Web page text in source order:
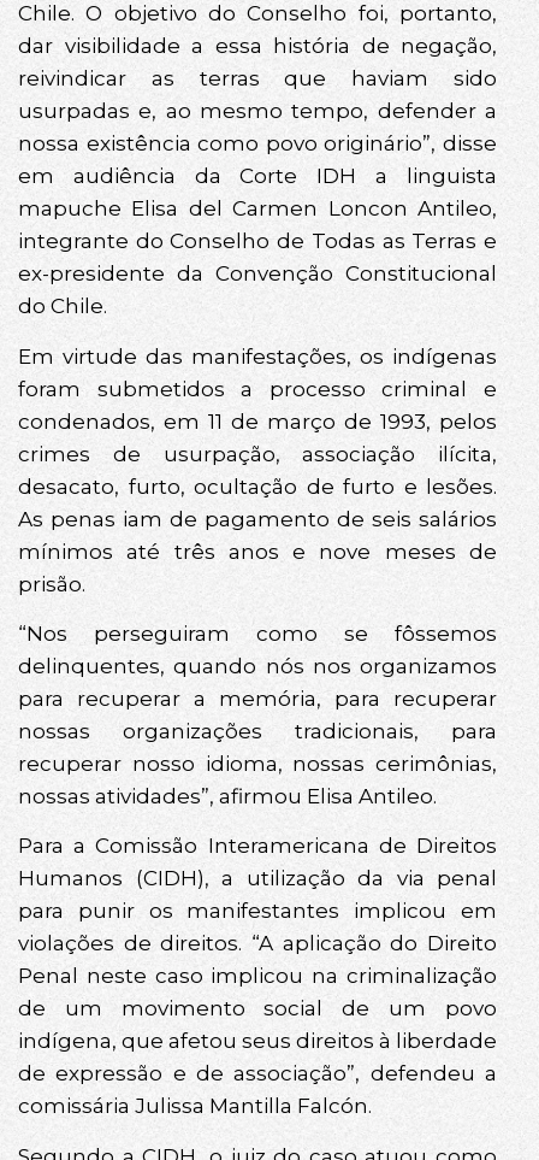
Chile. O objetivo do Conselho foi, portanto,
dar visibilidade a essa história de negação,
reivindicar as terras que haviam sido
usurpadas e, ao mesmo tempo, defender a
nossa existência como povo originário”, disse
em audiência da Corte IDH a linguista
mapuche Elisa del Carmen Loncon Antileo,
integrante do Conselho de Todas as Terras e
ex-presidente da Convenção Constitucional
do Chile.
Em virtude das manifestações, os indígenas
foram submetidos a processo criminal e
condenados, em 11 de março de 1993, pelos
crimes de usurpação, associação ilícita,
desacato, furto, ocultação de furto e lesões.
As penas iam de pagamento de seis salários
mínimos até três anos e nove meses de
prisão.
“Nos perseguiram como se fôssemos
delinquentes, quando nós nos organizamos
para recuperar a memória, para recuperar
nossas organizações tradicionais, para
recuperar nosso idioma, nossas cerimônias,
nossas atividades”, afirmou Elisa Antileo.
Para a Comissão Interamericana de Direitos
Humanos (CIDH), a utilização da via penal
para punir os manifestantes implicou em
violações de direitos. “A aplicação do Direito
Penal neste caso implicou na criminalização
de um movimento social de um povo
indígena, que afetou seus direitos à liberdade
de expressão e de associação”, defendeu a
comissária Julissa Mantilla Falcón.